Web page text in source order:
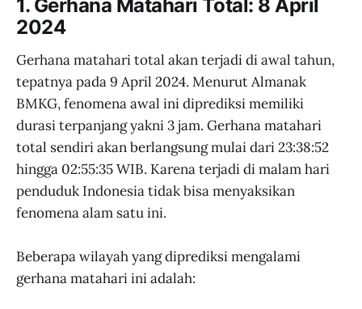
1. Gerhana Matahari Total: 8 April
2024
Gerhana matahari total akan terjadi di awal tahun,
tepatnya pada 9 April 2024. Menurut Almanak
BMKG, fenomena awal ini diprediksi memiliki
durasi terpanjang yakni 3 jam. Gerhana matahari
total sendiri akan berlangsung mulai dari 23:38:52
hingga 02:55:35 WIB. Karena terjadi di malam hari
penduduk Indonesia tidak bisa menyaksikan
fenomena alam satu ini.
Beberapa wilayah yang diprediksi mengalami
gerhana matahari ini adalah: